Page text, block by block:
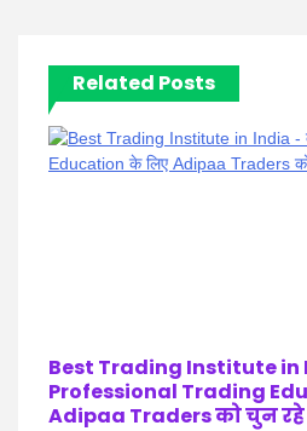
Related Posts
Best Trading Institute in
Professional Trading
Adipaa Traders को चुन